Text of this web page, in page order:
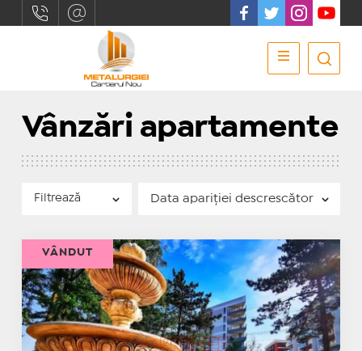
Vânzări apartamente
Filtrează
VÂNDUT